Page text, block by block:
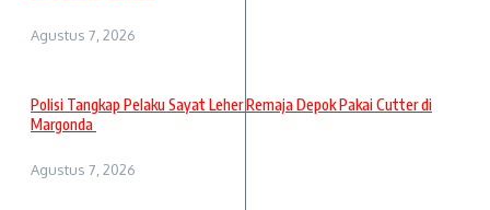
Agustus 7, 2026
Polisi Tangkap Pelaku Sayat Leher Remaja Depok Pakai Cutter di
Margonda
Agustus 7, 2026